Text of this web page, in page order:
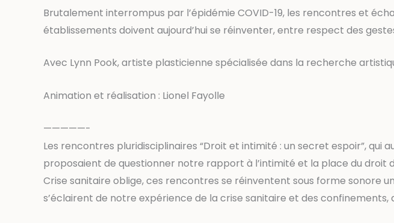
Brutalement interrompus par l’épidémie COVID-19, les rencontres et
établissements doivent aujourd’hui se réinventer, entre respect des
Avec Lynn Pook, artiste plasticienne spécialisée dans la recherche
Animation et réalisation : Lionel Fayolle
—————-
Les rencontres pluridisciplinaires “Droit et intimité : un secret espoir”, qui
proposaient de questionner notre rapport à l’intimité et la place du droit
Crise sanitaire oblige, ces rencontres se réinventent sous forme sonore
s’éclairent de notre expérience de la crise sanitaire et des